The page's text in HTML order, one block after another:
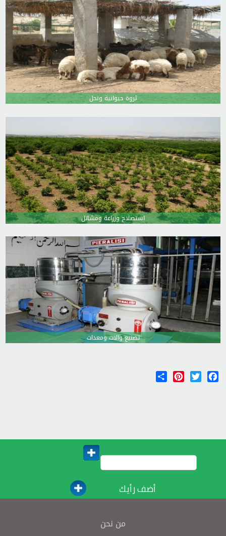
ثروة حيوانية ونحل
استصلاح وزراعة ومشاتل
تصنيع والات ومعدات
Facebook
Twitter
Pinterest
أضف رأيك
من نحن